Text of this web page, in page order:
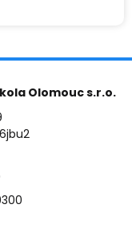
Olomouc s.r.o.